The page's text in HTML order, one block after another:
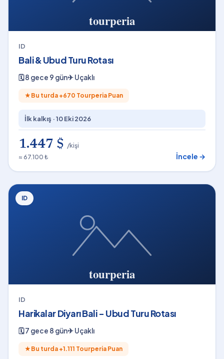
ID
Bali & Ubud Turu Rotası
🗓8 gece 9 gün✈Uçaklı
★ Bu turda +670 Tourperia Puan
İlk kalkış ·10 Eki 2026
1.447 $ /kişi
≈ 67.100 ₺
İncele →
ID
ID
Harikalar Diyarı Bali - Ubud Turu Rotası
🗓7 gece 8 gün✈Uçaklı
★ Bu turda +1.111 Tourperia Puan